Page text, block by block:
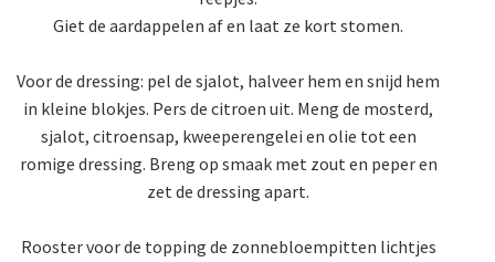
Giet de aardappelen af en laat ze kort stomen.
Voor de dressing: pel de sjalot, halveer hem en snijd hem
in kleine blokjes. Pers de citroen uit. Meng de mosterd,
sjalot, citroensap, kweeperengelei en olie tot een
romige dressing. Breng op smaak met zout en peper en
zet de dressing apart.
Rooster voor de topping de zonnebloempitten lichtjes